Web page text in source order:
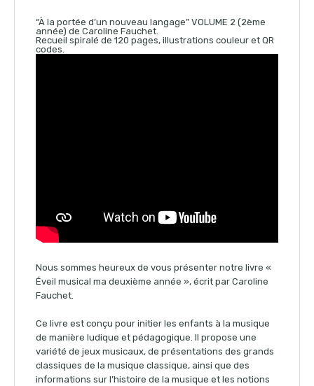
“À la portée d’un nouveau langage” VOLUME 2 (2ème
année) de Caroline Fauchet.
Recueil spiralé de 120 pages, illustrations couleur et QR
codes.
Nous sommes heureux de vous présenter notre livre «
Éveil musical ma deuxième année », écrit par Caroline
Fauchet.
Ce livre est conçu pour initier les enfants à la musique
de manière ludique et pédagogique. Il propose une
variété de jeux musicaux, de présentations des grands
classiques de la musique classique, ainsi que des
informations sur l’histoire de la musique et les notions